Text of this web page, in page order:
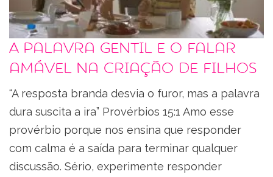
A palavra gentil e o falar
amável na criação de filhos
“A resposta branda desvia o furor, mas a palavra
dura suscita a ira” Provérbios 15:1 Amo esse
provérbio porque nos ensina que responder
com calma é a saída para terminar qualquer
discussão. Sério, experimente responder